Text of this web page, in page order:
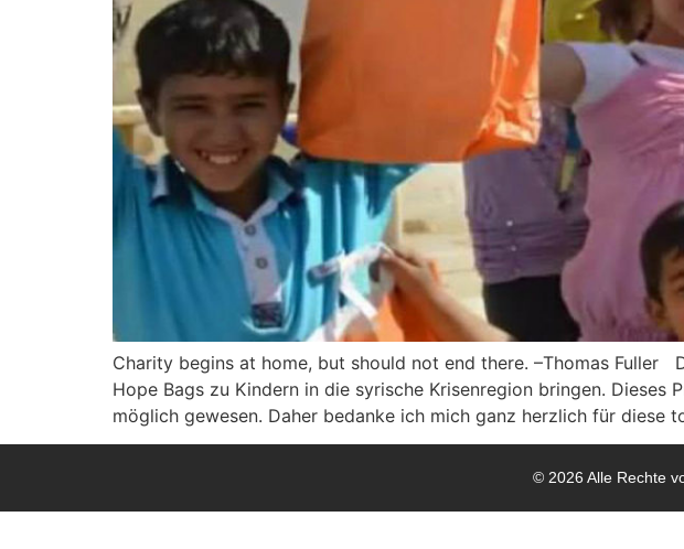
Charity begins at home, but should not end there. –Thomas
Hope Bags zu Kindern in die syrische Krisenregion bringen.
möglich gewesen. Daher bedanke ich mich ganz herzlich für diese
© 2026 Alle Rechte